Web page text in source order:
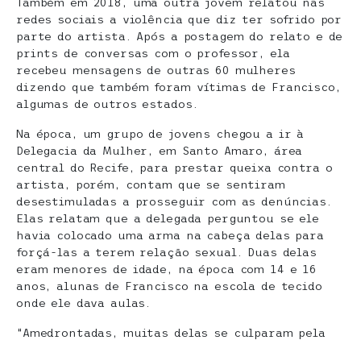
redes sociais a violência que diz ter sofrido por
parte do artista. Após a postagem do relato e de
prints de conversas com o professor, ela
recebeu mensagens de outras 60 mulheres
dizendo que também foram vítimas de Francisco,
algumas de outros estados.
Na época, um grupo de jovens chegou a ir à
Delegacia da Mulher, em Santo Amaro, área
central do Recife, para prestar queixa contra o
artista, porém, contam que se sentiram
desestimuladas a prosseguir com as denúncias.
Elas relatam que a delegada perguntou se ele
havia colocado uma arma na cabeça delas para
forçá-las a terem relação sexual. Duas delas
eram menores de idade, na época com 14 e 16
anos, alunas de Francisco na escola de tecido
onde ele dava aulas.
“Amedrontadas, muitas delas se culparam pela